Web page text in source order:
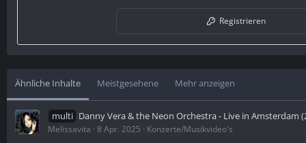
Registrieren
Ähnliche Inhalte Meistgesehene Mehr anzeigen
multi Danny Vera & the Neon Orchestra - Live in Amsterdam
Melissavita 8 Apr. 2025 Konzerte/Musikvideo's